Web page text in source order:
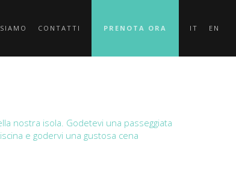
CONTATTI PRENOTA ORA IT EN
nostra isola. Godetevi una passeggiata
e godervi una gustosa cena